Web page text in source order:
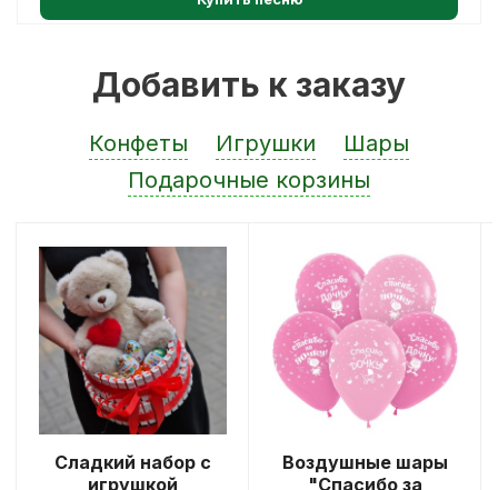
Добавить к заказу
Конфеты Игрушки
Шары
Подарочные корзины
Сладкий набор с
игрушкой
Воздушные шары
"Спасибо за